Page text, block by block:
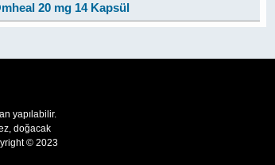
20 mg 14 Kapsül
yapılabilir.
doğacak
© 2023